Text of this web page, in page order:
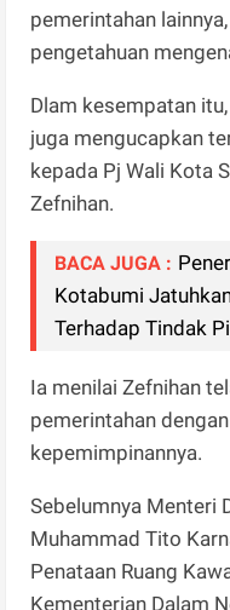
pemerintahan
pengetahuan
Dlam kesempatan
juga mengucapkan
kepada Pj Wali Kota
Zefnihan.
BACA JUGA :
Kotabumi
Terhadap Tindak
Ia menilai Zefnihan
pemerintahan
kepemimpinannya.
Sebelumnya Menteri
Muhammad Tito
Penataan Ruang
Kementerian Dalam